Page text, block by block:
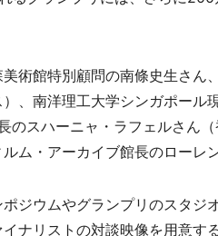
術館特別顧問の南條史生さん
、南洋理工大学シンガポール
のスハーニャ・ラフェルさん
ム・アーカイブ館長のローレ
ジウムやグランプリのスタジ
ナリストの対談映像を用意する